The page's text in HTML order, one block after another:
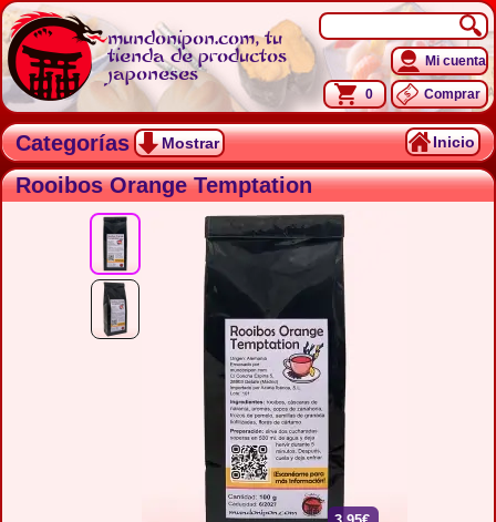
mundonipon.com, tu
tienda de productos
japoneses
Mi cuenta
0 Comprar
Categorías Mostrar Inicio
Rooibos Orange Temptation